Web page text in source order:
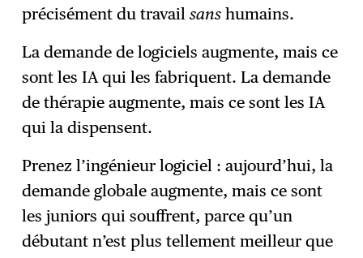
précisément du travailsans humains.
La demande de logiciels augmente, mais ce
sont les IA qui les fabriquent. La demande
de thérapie augmente, mais ce sont les IA
qui la dispensent.
Prenez l’ingénieur logiciel : aujourd’hui, la
demande globale augmente, mais ce sont
les juniors qui souffrent, parce qu’un
débutant n’est plus tellement meilleur que